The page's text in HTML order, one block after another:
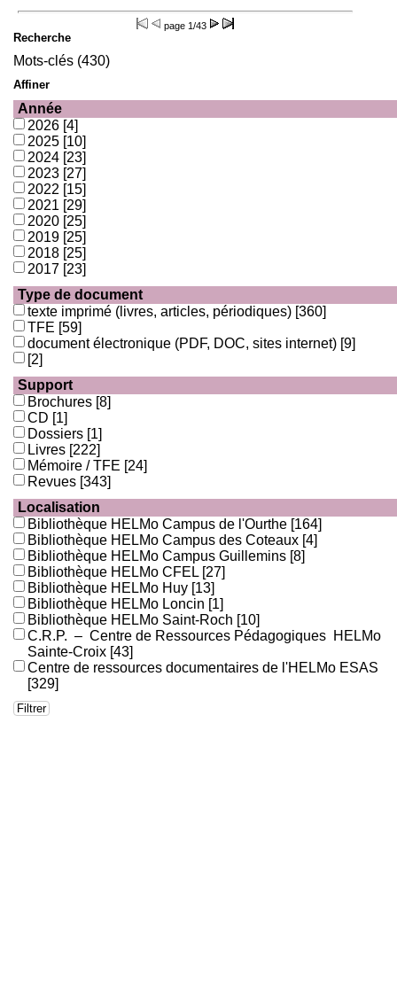
page 1/43
Recherche
Mots-clés (430)
Affiner
Année
2026 [4]
2025 [10]
2024 [23]
2023 [27]
2022 [15]
2021 [29]
2020 [25]
2019 [25]
2018 [25]
2017 [23]
Type de document
texte imprimé (livres, articles, périodiques) [360]
TFE [59]
document électronique (PDF, DOC, sites internet) [9]
[2]
Support
Brochures [8]
CD [1]
Dossiers [1]
Livres [222]
Mémoire / TFE [24]
Revues [343]
Localisation
Bibliothèque HELMo Campus de l'Ourthe [164]
Bibliothèque HELMo Campus des Coteaux [4]
Bibliothèque HELMo Campus Guillemins [8]
Bibliothèque HELMo CFEL [27]
Bibliothèque HELMo Huy [13]
Bibliothèque HELMo Loncin [1]
Bibliothèque HELMo Saint-Roch [10]
C.R.P. – Centre de Ressources Pédagogiques HELMo
Sainte-Croix [43]
Centre de ressources documentaires de l'HELMo ESAS
[329]